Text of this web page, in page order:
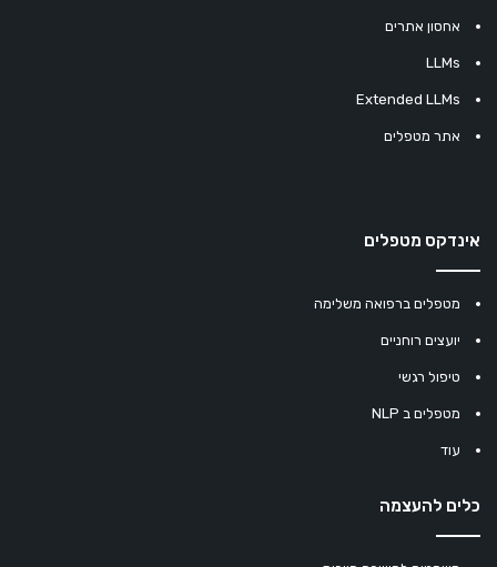
אחסון אתרים
LLMs
Extended LLMs
אתר מטפלים
אינדקס מטפלים
מטפלים ברפואה משלימה
יועצים רוחניים
טיפול רגשי
מטפלים ב NLP
עוד
כלים להעצמה